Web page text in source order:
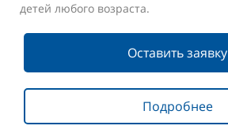
детей любого возраста.
Оставить заявку
Подробнее